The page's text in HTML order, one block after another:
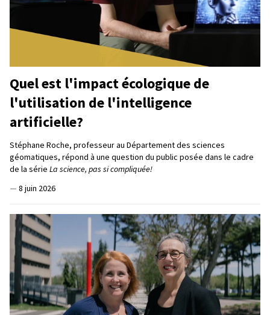
Quel est l'impact écologique de
l'utilisation de l'intelligence
artificielle?
Stéphane Roche, professeur au Département des sciences
géomatiques, répond à une question du public posée dans le cadre
de la série La science, pas si compliquée!
— 8 juin 2026